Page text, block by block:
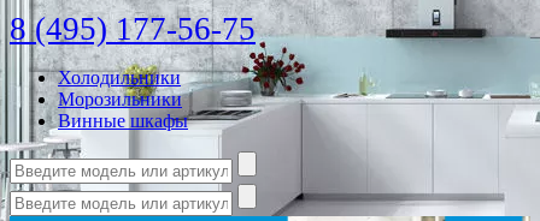
8 (495) 177-56-75
Холодильники
Морозильники
Винные шкафы